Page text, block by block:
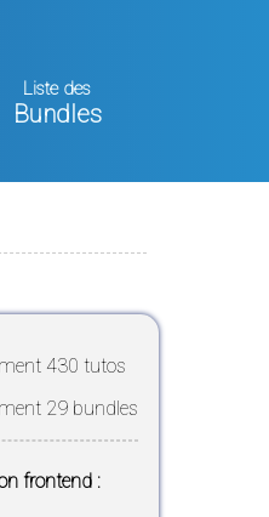
Liste des
Bundles
430 tutos
29 bundles
frontend :